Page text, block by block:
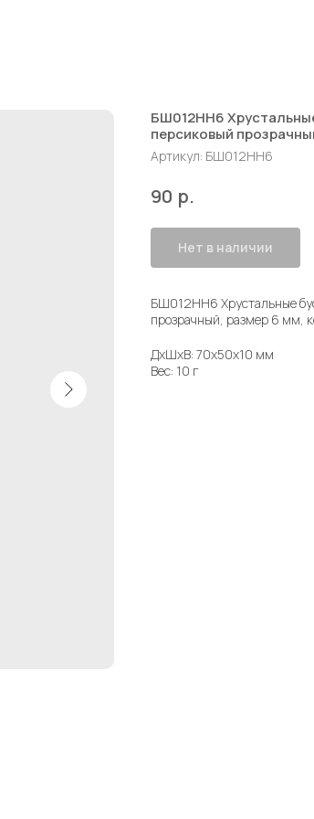
БШ012НН6
персиковый
Артикул: БШ012НН6
90 р.
Нет в наличии
БШ012НН6 Хрустальные
прозрачный, размер 6 мм,
ДxШxВ: 70x50x10 мм
Вес: 10 г